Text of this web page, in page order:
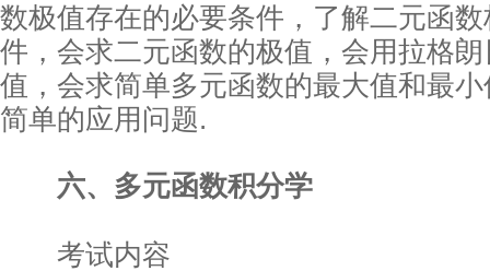
数极值存在的必要条件，了解二元函
件，会求二元函数的极值，会用拉格
值，会求简单多元函数的最大值和最
简单的应用问题.
六、多元函数积分学
考试内容